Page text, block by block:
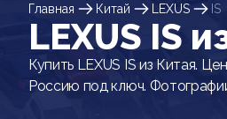
Главная Китай LEXUS IS
LEXUS IS
Купить LEXUS IS из Китая.
Россию под ключ.